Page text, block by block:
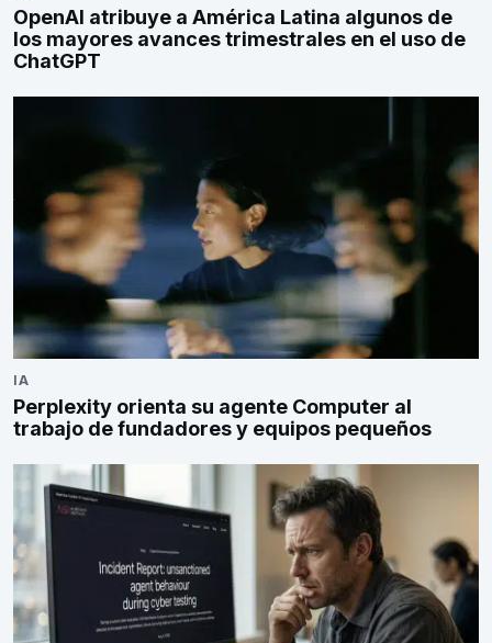
OpenAI atribuye a América Latina algunos de
los mayores avances trimestrales en el uso de
ChatGPT
IA
Perplexity orienta su agente Computer al
trabajo de fundadores y equipos pequeños